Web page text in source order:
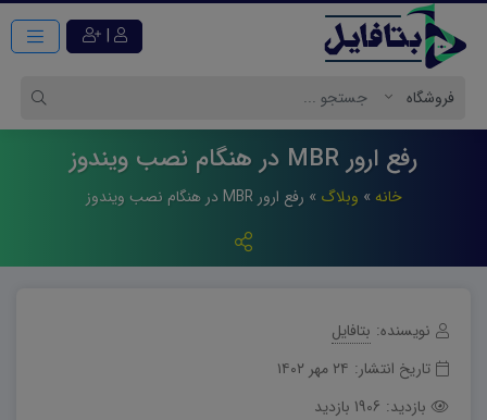
|
رفع ارور MBR در هنگام نصب ویندوز
خانه » وبلاگ » رفع ارور MBR در هنگام نصب ویندوز
نویسنده: بتافایل
تاریخ انتشار: ۲۴ مهر ۱۴۰۲
بازدید: 1906 بازدید